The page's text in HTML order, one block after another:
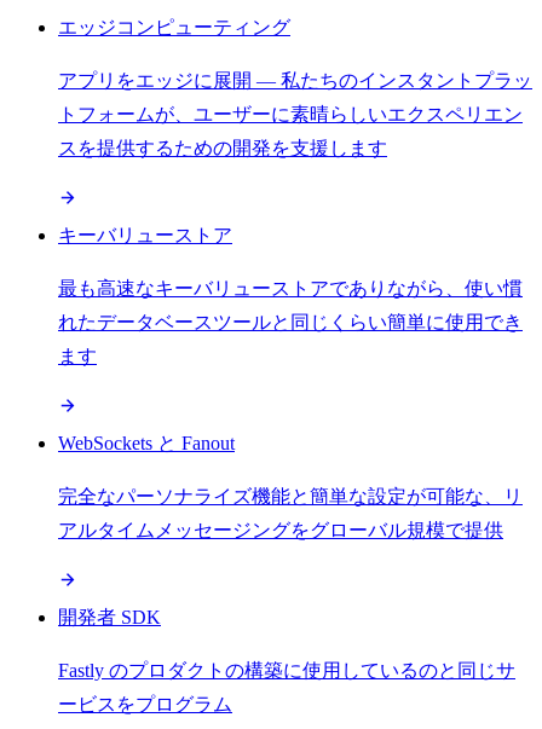
エッジコンピューティング
アプリをエッジに展開 — 私たちのインスタントプラッ
トフォームが、ユーザーに素晴らしいエクスペリエン
スを提供するための開発を支援します
キーバリューストア
最も高速なキーバリューストアでありながら、使い慣
れたデータベースツールと同じくらい簡単に使用でき
ます
WebSockets と Fanout
完全なパーソナライズ機能と簡単な設定が可能な、リ
アルタイムメッセージングをグローバル規模で提供
開発者 SDK
Fastly のプロダクトの構築に使用しているのと同じサ
ービスをプログラム